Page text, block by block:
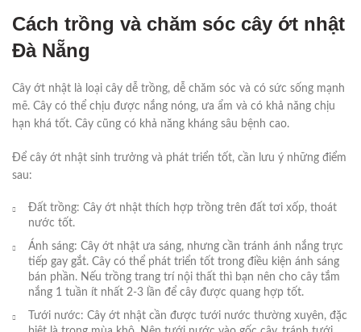
Cách trồng và chăm sóc cây ớt nhật
Đà Nẵng
Cây ớt nhật là loại cây dễ trồng, dễ chăm sóc và có sức sống mạnh
mẽ. Cây có thể chịu được nắng nóng, ưa ẩm và có khả năng chịu
hạn khá tốt. Cây cũng có khả năng kháng sâu bệnh cao.
Để cây ớt nhật sinh trưởng và phát triển tốt, cần lưu ý những điểm
sau:
Đất trồng: Cây ớt nhật thích hợp trồng trên đất tơi xốp, thoát
nước tốt.
Ánh sáng: Cây ớt nhật ưa sáng, nhưng cần tránh ánh nắng trực
tiếp gay gắt. Cây có thể phát triển tốt trong điều kiện ánh sáng
bán phần. Nếu trồng trang trí nội thất thì bạn nên cho cây tắm
nắng 1 tuần ít nhất 2-3 lần để cây được quang hợp tốt.
Tưới nước: Cây ớt nhật cần được tưới nước thường xuyên, đặc